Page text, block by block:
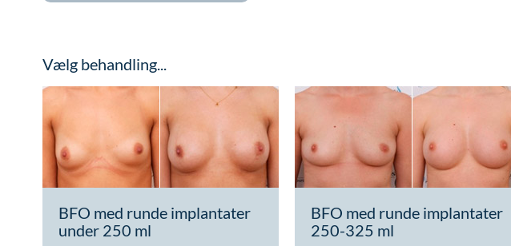
Vælg behandling...
BFO med runde implantater
under 250 ml
BFO med runde implantater
250-325 ml